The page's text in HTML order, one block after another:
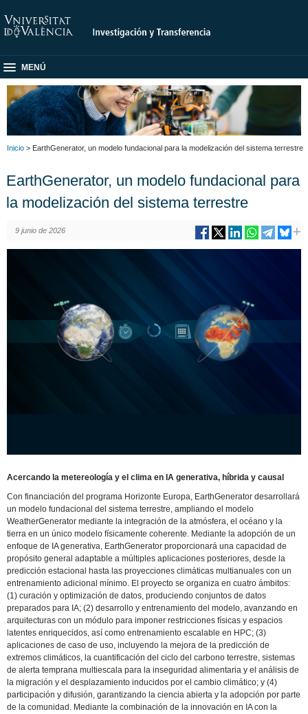
MENÚ
Inicio > EarthGenerator, un modelo fundacional para la modelización del sistema terrestre
EarthGenerator, un modelo fundacional para
la modelización del sistema terrestre
9 junio de 2026
Acercando la metereología y el clima en IA generativa, híbrida y causal
Con financiación del programa Horizonte Europa, EarthGenerator desarrollará
un modelo fundacional del sistema terrestre, ampliando el modelo
WeatherGenerator mediante la integración de la atmósfera, el océano y la
tierra en un único modelo físicamente coherente. Mediante la adopción de un
enfoque de IA generativa, EarthGenerator proporcionará una capacidad de
propósito general adaptable a múltiples aplicaciones posteriores, desde la
predicción estacional hasta las proyecciones climáticas multianuales con un
entrenamiento adicional mínimo. El proyecto se organiza en cuatro ámbitos:
(1) curación y optimización de datos, produciendo conjuntos de datos
preparados para IA; (2) desarrollo y entrenamiento del modelo, avanzando en
arquitecturas con un módulo para imponer restricciones físicas y espacios
latentes enriquecidos, así como entrenamiento escalable en HPC; (3)
aplicaciones de caso de uso, incluyendo la mejora de la predicción de
extremos climáticos, la cuantificación del ciclo del carbono terrestre, sistemas
de alerta temprana multiescala para la inseguridad alimentaria y el análisis de
la migración y el desplazamiento inducidos por el cambio climático; y (4)
participación y difusión, garantizando la ciencia abierta y la adopción por parte
de la comunidad. Mediante la combinación de la innovación en IA con la